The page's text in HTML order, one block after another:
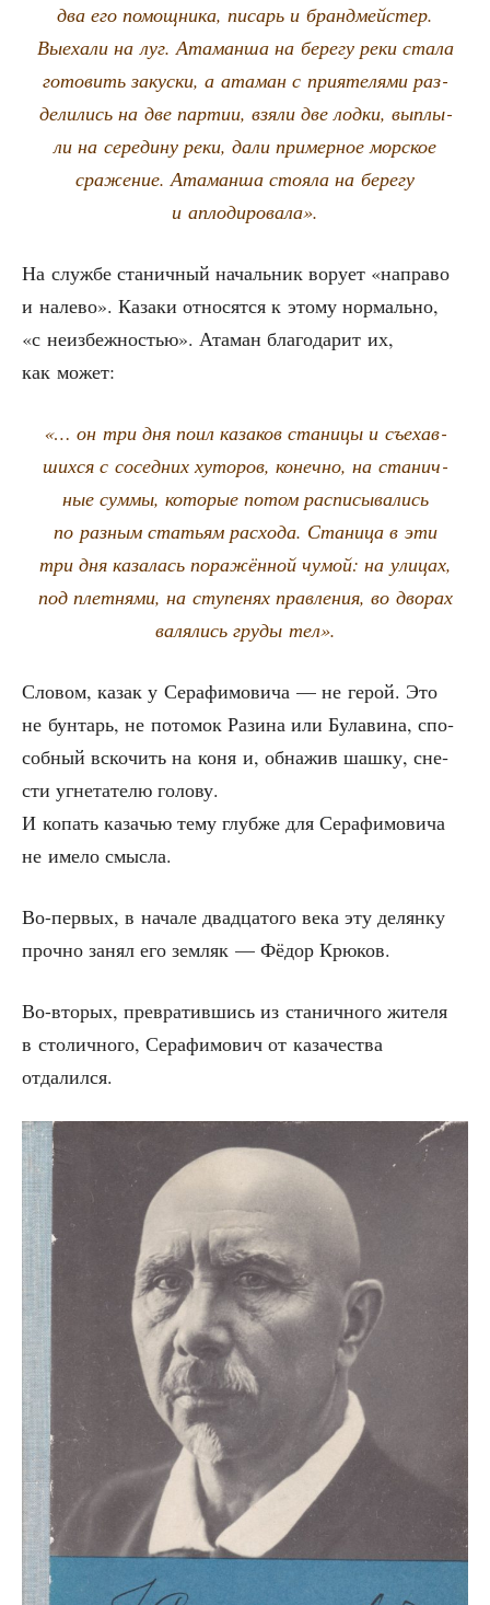
два его помощ­ни­ка, писарь и бранд­мей­стер.
Выеха­ли на луг. Ата­ман­ша на бере­гу реки ста­ла
гото­вить закус­ки, а ата­ман с при­я­те­ля­ми раз­
де­ли­лись на две пар­тии, взя­ли две лод­ки, выплы­
ли на сере­ди­ну реки, дали при­мер­ное мор­ское
сра­же­ние. Ата­ман­ша сто­я­ла на бере­гу
и аплодировала».
На служ­бе ста­нич­ный началь­ник вору­ет «напра­во
и нале­во». Каза­ки отно­сят­ся к это­му нор­маль­но,
«с неиз­беж­но­стью». Ата­ман бла­го­да­рит их,
как может:
«… он три дня поил каза­ков ста­ни­цы и съе­хав­
ших­ся с сосед­них хуто­ров, конеч­но, на ста­нич­
ные сум­мы, кото­рые потом рас­пи­сы­ва­лись
по раз­ным ста­тьям рас­хо­да. Ста­ни­ца в эти
три дня каза­лась пора­жён­ной чумой: на ули­цах,
под плет­ня­ми, на сту­пе­нях прав­ле­ния, во дво­рах
валя­лись гру­ды тел».
Сло­вом, казак у Сера­фи­мо­ви­ча — не герой. Это
не бун­тарь, не пото­мок Рази­на или Була­ви­на, спо­
соб­ный вско­чить на коня и, обна­жив шаш­ку, сне­
сти угне­та­те­лю голову.
И копать каза­чью тему глуб­же для Сера­фи­мо­ви­ча
не име­ло смысла.
Во-пер­вых, в нача­ле два­дца­то­го века эту делян­ку
проч­но занял его зем­ляк — Фёдор Крюков.
Во-вто­рых, пре­вра­тив­шись из ста­нич­но­го жите­ля
в сто­лич­но­го, Сера­фи­мо­вич от каза­че­ства
отдалился.